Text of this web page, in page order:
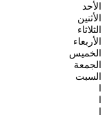
الأحد
الأثنين
الثلاثاء
الأربعاء
الخميس
الجمعة
السبت
ا
ا
ا